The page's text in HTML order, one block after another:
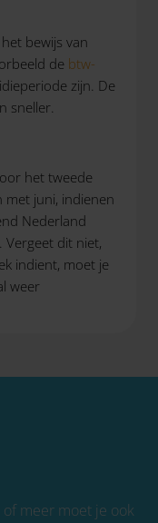
bewijs van
de btw-
zijn. De
sneller.
het tweede
met juni, indienen
Nederland
dit niet,
indient, moet je
weer
of meer moet je ook